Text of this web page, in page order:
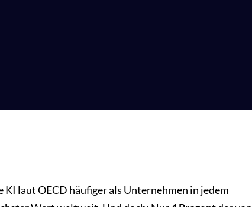
laut OECD häufiger als Unternehmen in jedem